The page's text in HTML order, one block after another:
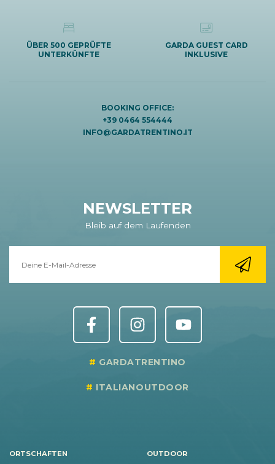
ÜBER 500 GEPRÜFTE
UNTERKÜNFTE
GARDA GUEST CARD
INKLUSIVE
BOOKING OFFICE:
+39 0464 554444
INFO@GARDATRENTINO.IT
NEWSLETTER
Bleib auf dem Laufenden
GARDATRENTINO
ITALIANOUTDOOR
ORTSCHAFTEN OUTDOOR